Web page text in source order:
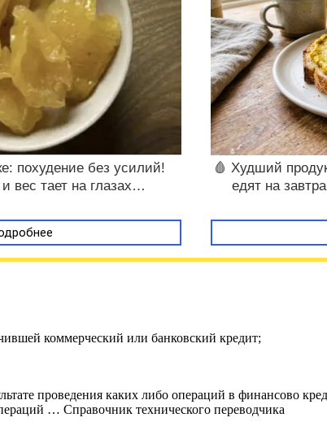
похудение без усилий!
вес тает на глазах…
🩸 Худший
едят на
коммерческий или банковский кредит;
проведения каких либо операций в финансово
… Справочник технического переводчика